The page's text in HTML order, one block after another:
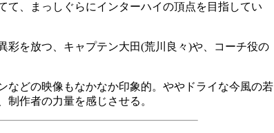
、まっしぐらにインターハイの頂点を目指してい
を放つ、キャプテン大田(荒川良々)や、コーチ役の
どの映像もなかなか印象的。ややドライな今風の若
作者の力量を感じさせる。